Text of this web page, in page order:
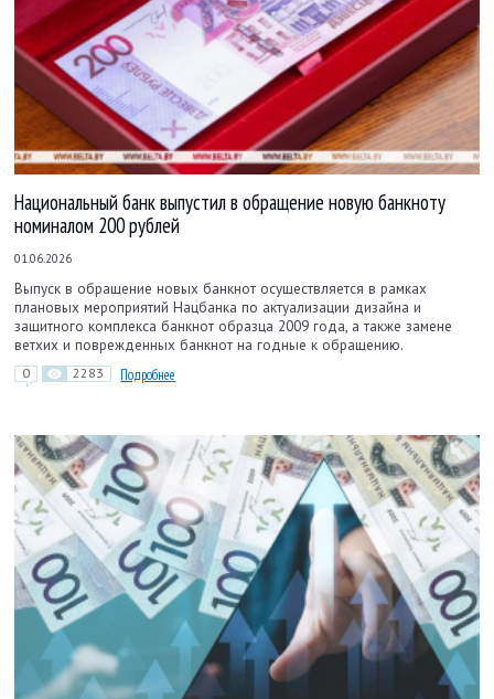
Национальный банк выпустил в обращение новую банкноту
номиналом 200 рублей
01.06.2026
Выпуск в обращение новых банкнот осуществляется в рамках
плановых мероприятий Нацбанка по актуализации дизайна и
защитного комплекса банкнот образца 2009 года, а также замене
ветхих и поврежденных банкнот на годные к обращению.
0 2283 Подробнее